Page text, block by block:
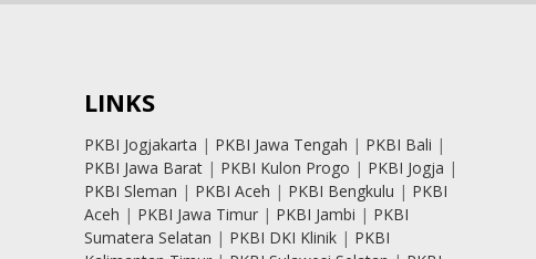
LINKS
PKBI Jogjakarta | PKBI Jawa Tengah | PKBI Bali |
PKBI Jawa Barat | PKBI Kulon Progo | PKBI Jogja |
PKBI Sleman | PKBI Aceh | PKBI Bengkulu | PKBI
Aceh | PKBI Jawa Timur | PKBI Jambi | PKBI
Sumatera Selatan | PKBI DKI Klinik | PKBI